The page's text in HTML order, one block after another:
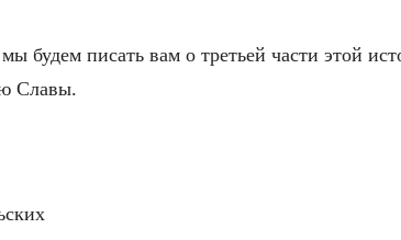
будем писать вам о третьей части этой
Славы.